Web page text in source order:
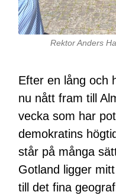
Rektor Anders
Efter en lång och
nu nått fram till
vecka som har
demokratins
står på många
Gotland ligger
till det fina